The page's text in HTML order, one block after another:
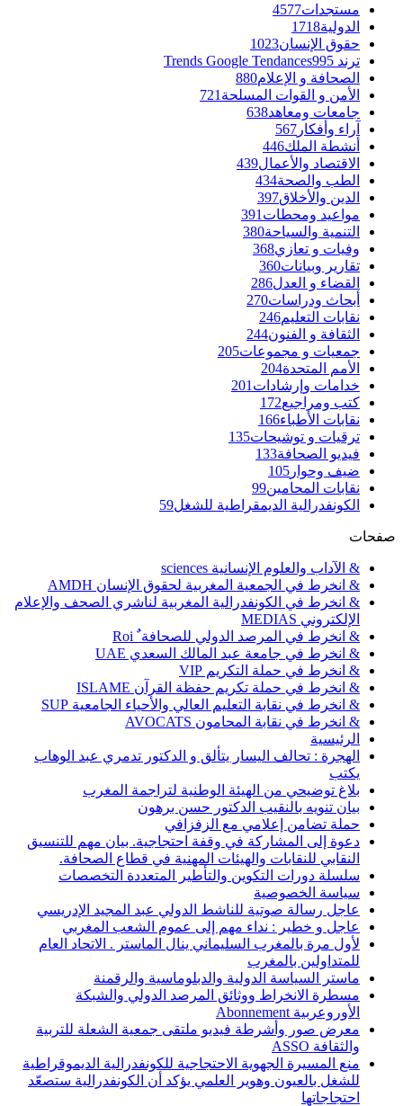
مستجدات4577
الدولية1718
حقوق الإنسان1023
ترند Trends Google Tendances 995
الصحافة و الإعلام880
الأمن و القوات المسلحة 721
جامعات ومعاهد638
آراء وأفكار 567
أنشطة الملك446
الاقتصاد والأعمال439
الطب والصحة434
الدين والأخلاق397
مواعيد ومحطات 391
التنمية والسياحة380
وفيات و تعازي368
تقارير وبيانات360
القضاء و العدل286
أبحاث ودراسات270
نقابات التعليم246
الثقافة و الفنون244
جمعيات و مجموعات205
الأمم المتحدة204
خدامات وإرشادات 201
كتب ومراجيع172
نقابات الأطباء166
ترقيات و توشيحات135
فيديو الصحافة133
ضيف وحوار 105
نقابات المحامين99
الكونفدرالية الديمقراطية للشغل59
صفحات
& الآداب والعلوم الإنسانية sciences
& انخرط في الجمعية المغربية لحقوق الإنسان AMDH
& انخرط في الكونفدرالية المغربية لناشري الصحف والإعلام
الإلكتروني MEDIAS
& انخرط في المرصد الدولي للصحافة ٌ Roi
& انخرط في جامعة عبد المالك السعدي UAE
& انخرط في حملة التكريم VIP
& انخرط في حملة تكريم حفظة القرآن ISLAME
& انخرط في نقابة التعليم العالي والأحياء الجامعية SUP
& انخرط في نقابة المحامون AVOCATS
الرئيسية
الهجرة : تحالف اليسار يتألق و الدكتور تدمري عبد الوهاب
يكتب
بلاغ توضيحي من الهيئة الوطنية لتراجمة المغرب
بيان تنويه بالنقيب الدكتور حسن برهون
حملة تضامن إعلامي مع الزفزافي
دعوة إلى المشاركة في وقفة احتجاجية. بيان مهم للتنسيق
النقابي للنقابات والهيئات المهنية في قطاع الصحافة.
سلسلة دورات التكوين والتأطير المتعددة التخصصات
سياسة الخصوصية
عاجل رسالة صوتية للناشط الدولي عبد المجيد الإدريسي
عاجل و خطير : نداء مهم إلى عموم الشعب المغربي
لأول مرة بالمغرب السليماني ينال الماستر . الاتحاد العام
للمتداولين بالمغرب
ماستر السياسة الدولية والدبلوماسية والرقمنة
مسطرة الانخراط ووثائق المرصد الدولي والشبكة
الأوروعربية Abonnement
معرض صور وأشرطة فيديو ملتقى جمعية الشعلة للتربية
والثقافة ASSO
منع المسيرة الجهوية الاحتجاجية للكونفدرالية الديموقراطية
للشغل بالعيون وهوير العلمي يؤكد أن الكونفدرالية ستصعّد
احتجاجاتها